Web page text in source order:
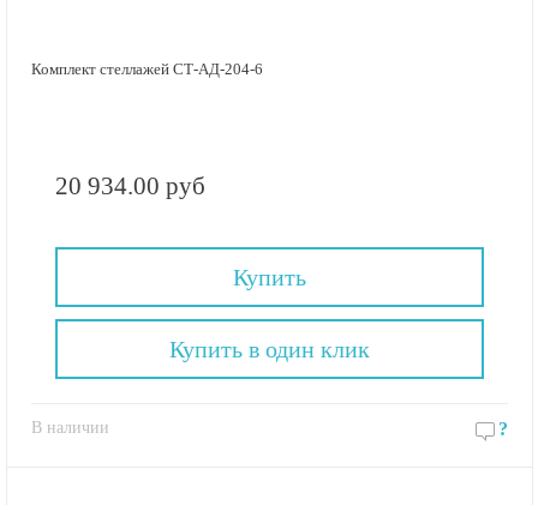
Комплект стеллажей СТ-АД-204-6
20 934.00 руб
Купить
В наличии ?
Купить в один клик